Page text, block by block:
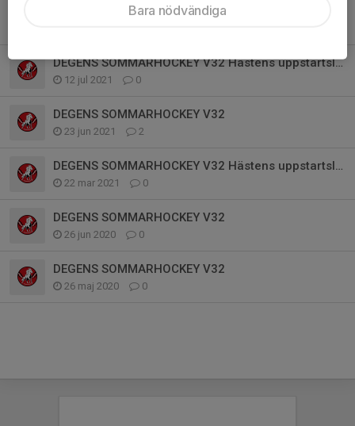
DEGENS SOMMARHOCKEY V32 Hästens uppstartsläger
12 jul 2021 0
DEGENS SOMMARHOCKEY V32
23 jun 2021 2
DEGENS SOMMARHOCKEY V32 Hästens uppstartsläger
22 mar 2021 0
DEGENS SOMMARHOCKEY V32
26 jun 2020 0
DEGENS SOMMARHOCKEY V32
26 maj 2020 0
Bara nödvändiga